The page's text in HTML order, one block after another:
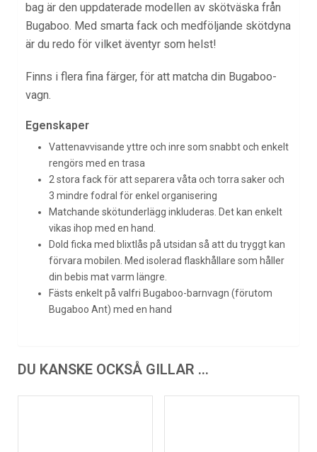
bag är den uppdaterade modellen av skötväska från
Bugaboo. Med smarta fack och medföljande skötdyna
är du redo för vilket äventyr som helst!
Finns i flera fina färger, för att matcha din Bugaboo-
vagn.
Egenskaper
Vattenavvisande yttre och inre som snabbt och enkelt
rengörs med en trasa
2 stora fack för att separera våta och torra saker och
3 mindre fodral för enkel organisering
Matchande skötunderlägg inkluderas. Det kan enkelt
vikas ihop med en hand.
Dold ficka med blixtlås på utsidan så att du tryggt kan
förvara mobilen. Med isolerad flaskhållare som håller
din bebis mat varm längre.
Fästs enkelt på valfri Bugaboo-barnvagn (förutom
Bugaboo Ant) med en hand
DU KANSKE OCKSÅ GILLAR …